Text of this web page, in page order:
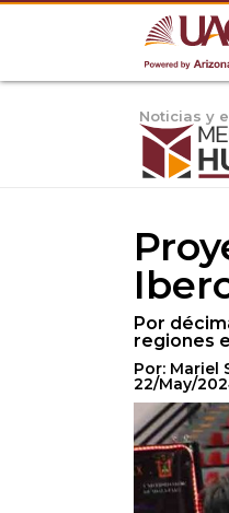
Noticias y
Por
regiones
Por: Mariel
22/May/